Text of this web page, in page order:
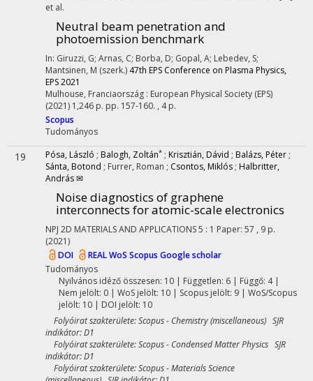
et al.
Neutral beam penetration and
photoemission benchmark
In: Giruzzi, G; Arnas, C; Borba, D; Gopal, A; Lebedev, S;
Mantsinen, M (szerk.) 47th EPS Conference on Plasma Physics,
EPS 2021
Mulhouse, Franciaország : European Physical Society (EPS)
(2021) 1,246 p. pp. 157-160. , 4 p.
Scopus
Tudományos
19 Pósa, László ; Balogh, Zoltán* ; Krisztián, Dávid ; Balázs, Péter ;
Sánta, Botond ; Furrer, Roman ; Csontos, Miklós ; Halbritter,
András ✉
Noise diagnostics of graphene
interconnects for atomic-scale electronics
NPJ 2D MATERIALS AND APPLICATIONS5 : 1 Paper: 57 , 9 p.
(2021)
DOI
REALWoS Scopus Google scholar
Tudományos
Nyilvános idéző összesen: 10| Független: 6 | Függő: 4 |
Nem jelölt: 0 | WoS jelölt: 10 | Scopus jelölt: 9 | WoS/Scopus
jelölt: 10 | DOI jelölt: 10
Folyóirat szakterülete: Scopus - Chemistry (miscellaneous) SJR
indikátor: D1
Folyóirat szakterülete: Scopus - Condensed Matter Physics SJR
indikátor: D1
Folyóirat szakterülete: Scopus - Materials Science